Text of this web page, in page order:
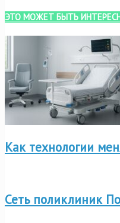
ЭТО МОЖЕТ БЫТЬ
Как технологии
Сеть поликлиник